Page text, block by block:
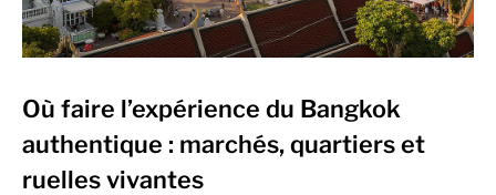
Où faire l’expérience du Bangkok
authentique : marchés, quartiers et
ruelles vivantes